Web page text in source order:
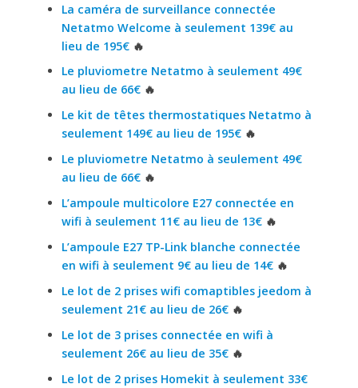
La caméra de surveillance connectée
Netatmo Welcome à seulement 139€ au
lieu de 195€ 🔥
Le pluviometre Netatmo à seulement 49€
au lieu de 66€ 🔥
Le kit de têtes thermostatiques Netatmo à
seulement 149€ au lieu de 195€ 🔥
Le pluviometre Netatmo à seulement 49€
au lieu de 66€ 🔥
L’ampoule multicolore E27 connectée en
wifi à seulement 11€ au lieu de 13€ 🔥
L’ampoule E27 TP-Link blanche connectée
en wifi à seulement 9€ au lieu de 14€ 🔥
Le lot de 2 prises wifi comaptibles jeedom à
seulement 21€ au lieu de 26€🔥
Le lot de 3 prises connectée en wifi à
seulement 26€ au lieu de 35€ 🔥
Le lot de 2 prises Homekit à seulement 33€